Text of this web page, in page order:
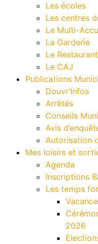
Les écoles
Les centres
Le Multi-
La Garderie
Le
Le CAJ
Publications
Douvr’Infos
Arrêtés
Conseils
Avis
Autorisation
Mes loisirs et
Agenda
Inscriptions
Les temps
2026